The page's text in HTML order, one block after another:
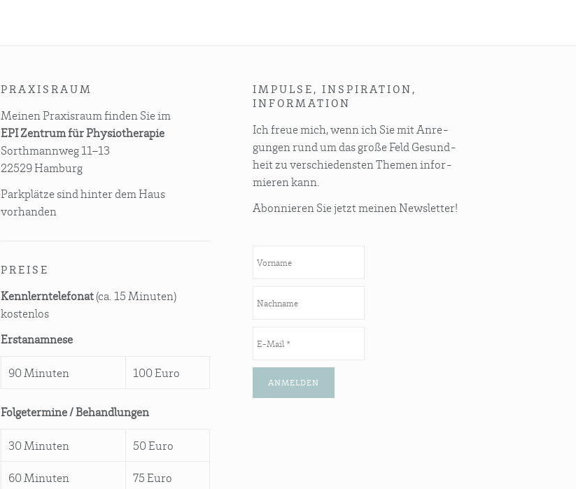
PRA­XIS­RAUM
Mei­nen Pra­xis­raum fin­den Sie im
EPI Zen­trum für Physiotherapie
Sorth­mann­weg 11–13
22529 Hamburg
Park­plät­ze sind hin­ter dem Haus
vorhanden
PREI­SE
Kennlerntelefonat(ca. 15 Minuten)
kostenlos
Erstanamnese
90 Minuten 100 Euro
Folgetermine / Behandlungen
30 Minuten 50 Euro
60 Minuten 75 Euro
IMPUL­SE, INSPI­RA­TI­ON,
INFORMATION
Ich freue mich, wenn ich Sie mit Anre­
gun­gen rund um das gro­ße Feld Gesund­
heit zu ver­schie­dens­ten The­men infor­
mie­ren kann.
Abon­nie­ren Sie jetzt mei­nen Newsletter!